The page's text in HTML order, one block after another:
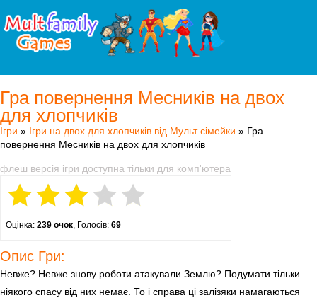
Гра повернення Месників на двох
для хлопчиків
Ігри » Ігри на двох для хлопчиків від Мульт сімейки » Гра
повернення Месників на двох для хлопчиків
флеш версія ігри доступна тільки для комп'ютера
Оцінка: 239 очок, Голосів: 69
Опис Гри:
Невже? Невже знову роботи атакували Землю? Подумати тільки –
ніякого спасу від них немає. То і справа ці залізяки намагаються